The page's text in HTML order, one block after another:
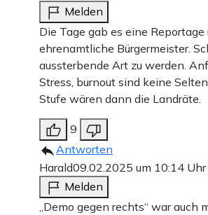
Melden
Die Tage gab es eine Reportage
ehrenamtliche Bürgermeister.
aussterbende Art zu werden.
Stress, burnout sind keine
Stufe wären dann die Landräte.
9
Antworten
Harald09.02.2025 um 10:14 Uhr
Melden
„Demo gegen rechts“ war auch